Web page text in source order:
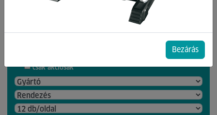
Egyéb grill
csak akciósak
Bezárás